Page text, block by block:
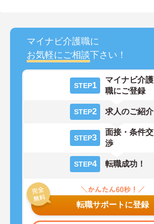
マイナビ介護職に
お気軽にご相談下さい！
STEP1
マイナビ介護
職にご登録
STEP2 求人のご紹介
STEP3
面接・条件交
渉
STEP4 転職成功！
転職サポートに登録